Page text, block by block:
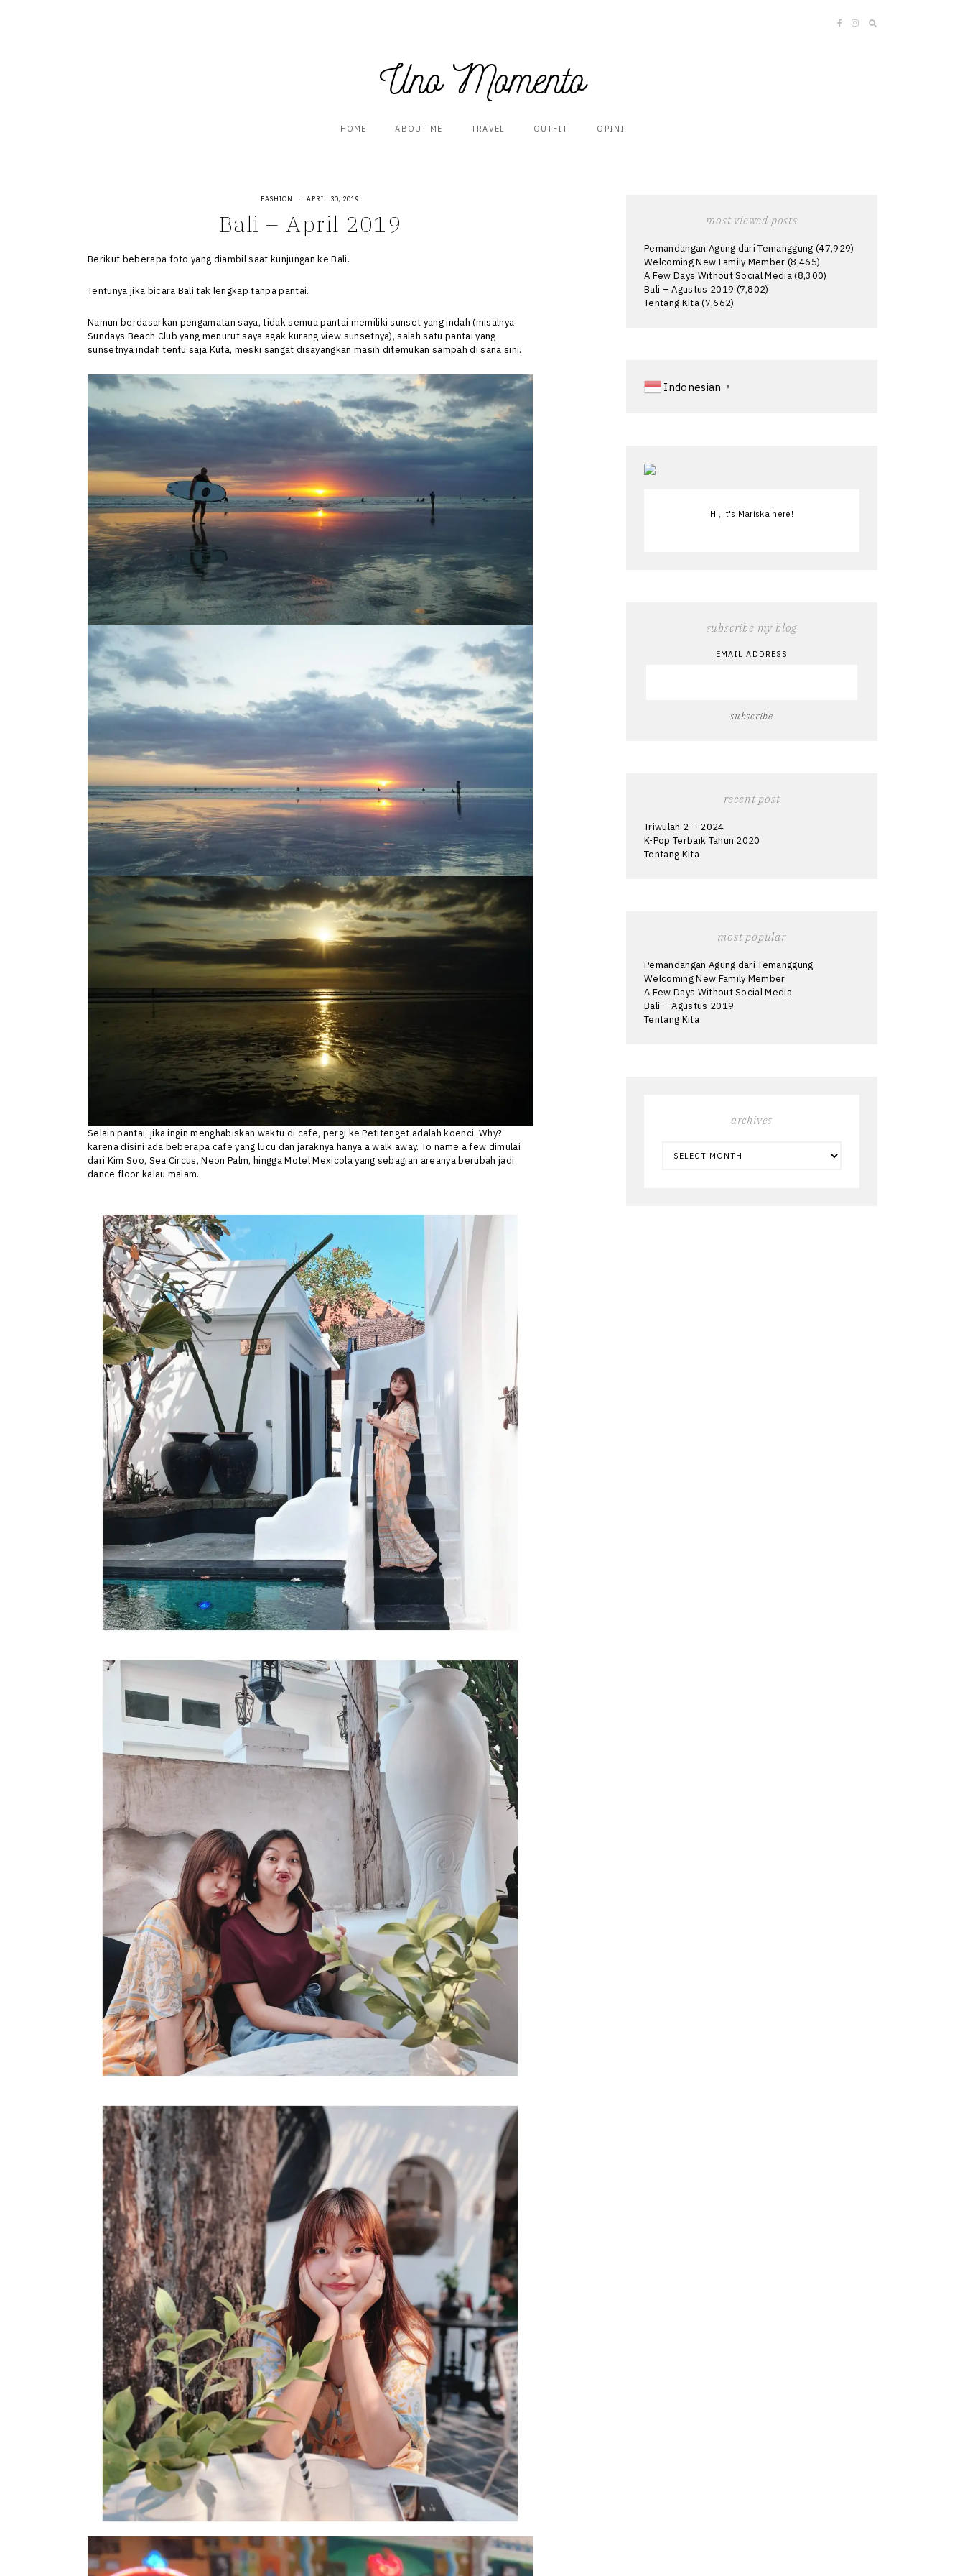
Uno Momento
HOME ABOUT ME TRAVEL OUTFIT OPINI
FASHION · APRIL 30, 2019
Bali – April 2019
Berikut beberapa foto yang diambil saat kunjungan ke Bali.
Tentunya jika bicara Bali tak lengkap tanpa pantai.
Namun berdasarkan pengamatan saya, tidak semua pantai memiliki sunset yang indah (misalnya
Sundays Beach Club yang menurut saya agak kurang view sunsetnya), salah satu pantai yang
sunsetnya indah tentu saja Kuta, meski sangat disayangkan masih ditemukan sampah di sana sini.
Selain pantai, jika ingin menghabiskan waktu di cafe, pergi ke Petitenget adalah koenci. Why?
karena disini ada beberapa cafe yang lucu dan jaraknya hanya a walk away. To name a few dimulai
dari Kim Soo, Sea Circus, Neon Palm, hingga Motel Mexicola yang sebagian areanya berubah jadi
dance floor kalau malam.
most viewed posts
Pemandangan Agung dari Temanggung (47,929)
Welcoming New Family Member (8,465)
A Few Days Without Social Media (8,300)
Bali – Agustus 2019 (7,802)
Tentang Kita(7,662)
Indonesian ▼
Hi, it's Mariska here!
subscribe my blog
EMAIL ADDRESS
recent post
Triwulan 2 – 2024
K-Pop Terbaik Tahun 2020
Tentang Kita
most popular
Pemandangan Agung dari Temanggung
Welcoming New Family Member
A Few Days Without Social Media
Bali – Agustus 2019
Tentang Kita
archives